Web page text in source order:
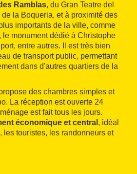
Ramblas, du Gran Teatre del
de la Boqueria, et à proximité des
importants de la ville, comme
le monument dédié à Christophe
entre autres. Il est très bien
de transport public, permettant
dans d'autres quartiers de la
des chambres simples et
La réception est ouverte 24
est fait tous les jours.
économique et central , idéal
les touristes, les randonneurs et